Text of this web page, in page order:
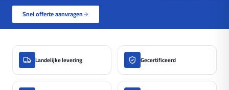
Snel offerte aanvragen
Landelijke levering Gecertificeerd